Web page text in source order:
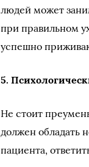
людей может
при правильном
успешно
5.
Не стоит
должен обладать
пациента,